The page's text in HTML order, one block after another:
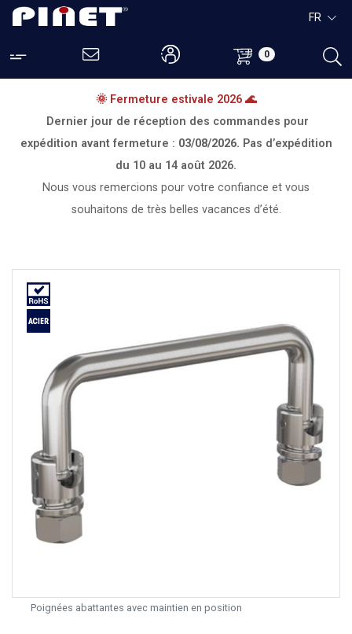
0
FR
🌞 Fermeture estivale 2026 🌊
Dernier jour de réception des commandes pour
expédition avant fermeture : 03/08/2026. Pas d’expédition
du 10 au 14 août 2026.
Nous vous remercions pour votre confiance et vous
souhaitons de très belles vacances d’été.
Poignées abattantes avec maintien en position